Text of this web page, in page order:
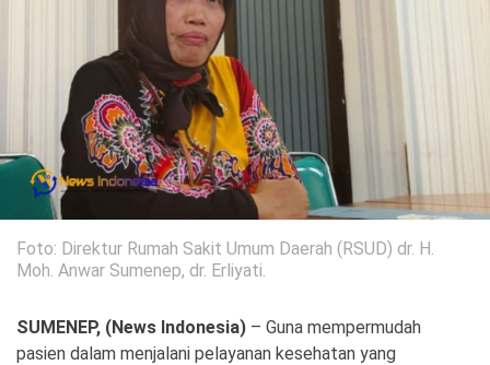
Gaya Hidup
Kesehatan Kuliner
Iptek
Pendidikan Ilmiah
SosBud
Foto: Direktur Rumah Sakit Umum Daerah (RSUD) dr. H.
Moh. Anwar Sumenep, dr. Erliyati.
SUMENEP, (News Indonesia) – Guna mempermudah
pasien dalam menjalani pelayanan kesehatan yang